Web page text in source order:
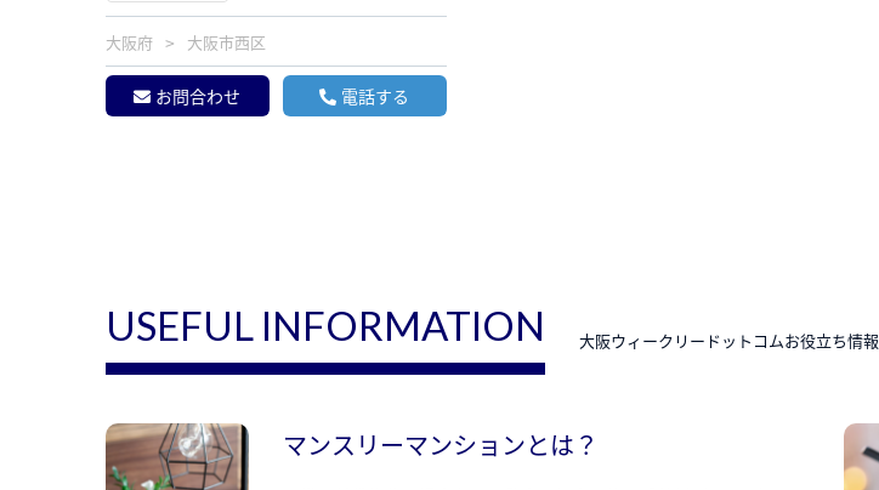
大阪府 大阪市西区
お問合わせ 電話する
USEFUL INFORMATION 大阪ウィークリードットコムお役立ち情報
マンスリーマンションとは？